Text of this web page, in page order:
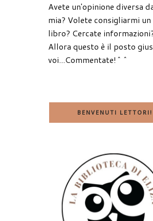
Avete un'opinione diversa
mia? Volete consigliarmi un
libro? Cercate
Allora questo è il posto
voi...Commentate!^^
BENVENUTI LETTORI!